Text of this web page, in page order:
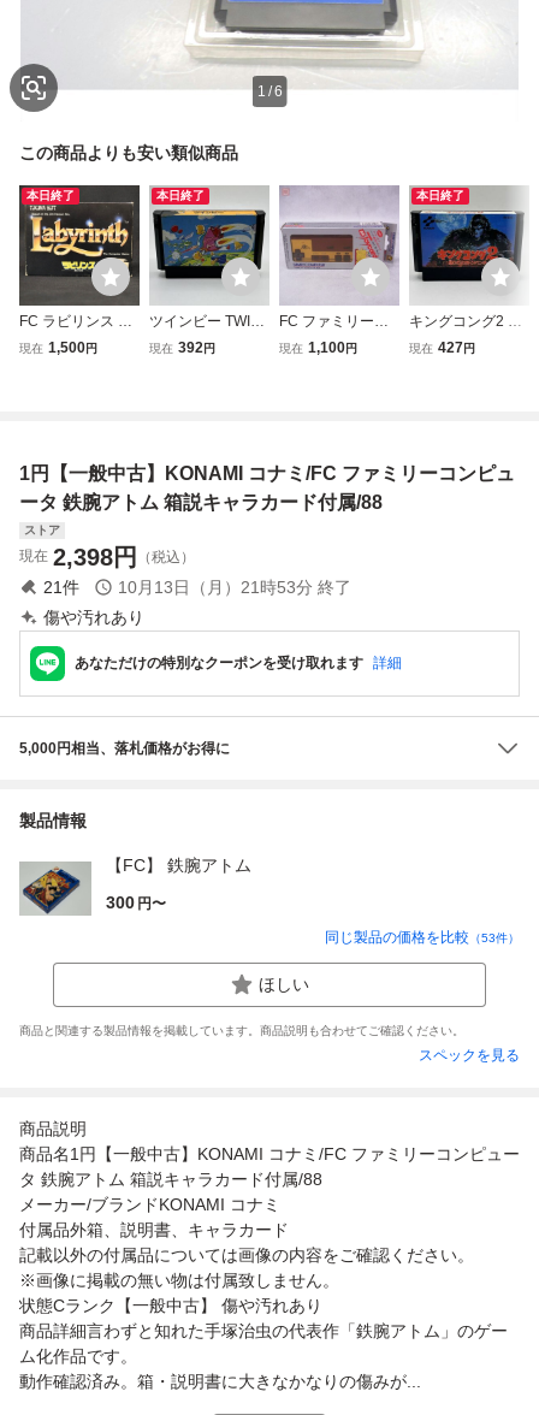
1/6
この商品よりも安い類似商品
本日終了
FC ラビリンス La
byrinth 箱説付 フ
現在 1,500円
本日終了
ツインビー TWIN
BEE KONAMI コ
ジ
現在 392円
FC ファミリーコ
ンピュータ専用 ジ
現在 1,100円
本日終了
キングコング2 怒
りのメガトンパン
ト カートリッジ
現在 427円
1円【一般中古】KONAMI コナミ/FC ファミリーコンピュ
ータ 鉄腕アトム 箱説キャラカード付属/88
ストア
現在 2,398円 （税込）
21件 10月13日（月）21時53分 終了
傷や汚れあり
あなただけの特別なクーポンを受け取れます 詳細
5,000円相当、落札価格がお得に
製品情報
【FC】 鉄腕アトム
300 円〜
同じ製品の価格を比較 （53件）
ほしい
商品と関連する製品情報を掲載しています。商品説明も合わせてご確認ください。
スペックを見る
商品説明
商品名1円【一般中古】KONAMI コナミ/FC ファミリーコンピュー
タ 鉄腕アトム 箱説キャラカード付属/88
メーカー/ブランドKONAMI コナミ
付属品外箱、説明書、キャラカード
記載以外の付属品については画像の内容をご確認ください。
※画像に掲載の無い物は付属致しません。
状態Cランク【一般中古】 傷や汚れあり
商品詳細言わずと知れた手塚治虫の代表作「鉄腕アトム」のゲー
ム化作品です。
動作確認済み。箱・説明書に大きなかなりの傷みが...